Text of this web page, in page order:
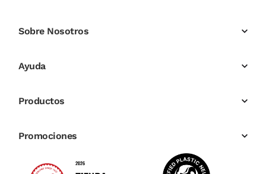
Sobre Nosotros
Ayuda
Productos
Promociones